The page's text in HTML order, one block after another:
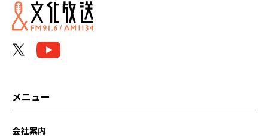
メニュー
会社案内